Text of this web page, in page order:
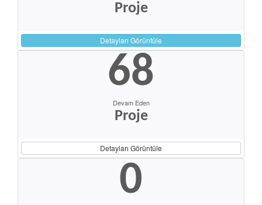
Proje
Detayları Görüntüle
68
Devam Eden
Proje
Detayları Görüntüle
0